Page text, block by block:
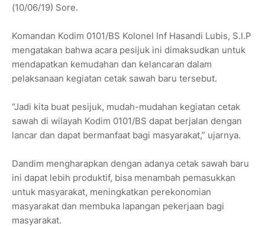
(10/06/19) Sore.
Komandan Kodim 0101/BS Kolonel Inf Hasandi Lubis, S.I.P
mengatakan bahwa acara pesijuk ini dimaksudkan untuk
mendapatkan kemudahan dan kelancaran dalam
pelaksanaan kegiatan cetak sawah baru tersebut.
“Jadi kita buat pesijuk, mudah-mudahan kegiatan cetak
sawah di wilayah Kodim 0101/BS dapat berjalan dengan
lancar dan dapat bermanfaat bagi masyarakat,” ujarnya.
Dandim mengharapkan dengan adanya cetak sawah baru
ini dapat lebih produktif, bisa menambah pemasukkan
untuk masyarakat, meningkatkan perekonomian
masyarakat dan membuka lapangan pekerjaan bagi
masyarakat.